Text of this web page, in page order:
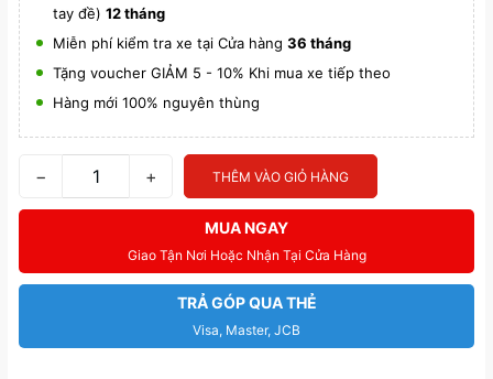
tay đề) 12 tháng
Miễn phí kiểm tra xe tại Cửa hàng 36 tháng
Tặng voucher GIẢM 5 - 10% Khi mua xe tiếp theo
Hàng mới 100% nguyên thùng
− + THÊM VÀO GIỎ HÀNG
MUA NGAY
Giao Tận Nơi Hoặc Nhận Tại Cửa Hàng
TRẢ GÓP QUA THẺ
Visa, Master, JCB